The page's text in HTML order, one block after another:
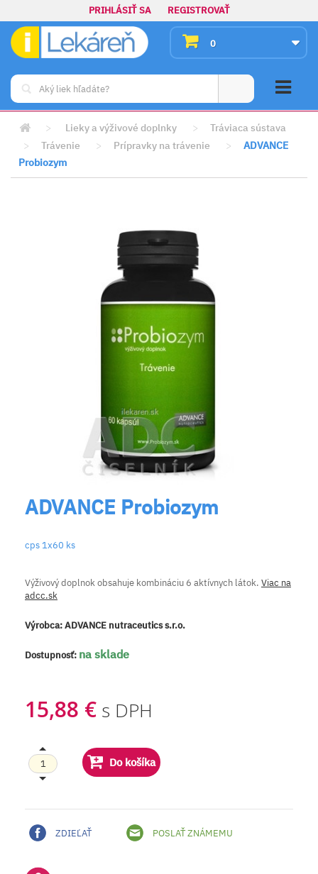
PRIHLÁSIŤ SA REGISTROVAŤ
0
> Lieky a výživové doplnky >
Tráviaca sústava
>
Trávenie > Prípravky na trávenie >
ADVANCE
Probiozym
ADVANCE Probiozym
cps 1x60 ks
Výživový doplnok obsahuje kombináciu 6 aktívnych látok. Viac na
adcc.sk
Výrobca:ADVANCE nutraceutics s.r.o.
Dostupnosť: na sklade
15,88 € s DPH
Do košíka
ZDIEĽAŤ POSLAŤ ZNÁMEMU